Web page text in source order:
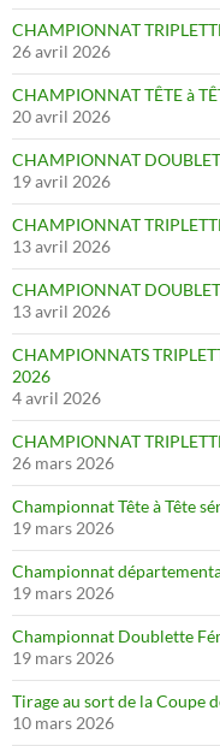
CHAMPIONNAT
26 avril 2026
CHAMPIONNAT TÊTE à
20 avril 2026
CHAMPIONNAT
19 avril 2026
CHAMPIONNAT
13 avril 2026
CHAMPIONNAT
13 avril 2026
CHAMPIONNATS
2026
4 avril 2026
CHAMPIONNAT
26 mars 2026
Championnat Tête à Tête
19 mars 2026
Championnat
19 mars 2026
Championnat Doublette
19 mars 2026
Tirage au sort de la Coupe
10 mars 2026